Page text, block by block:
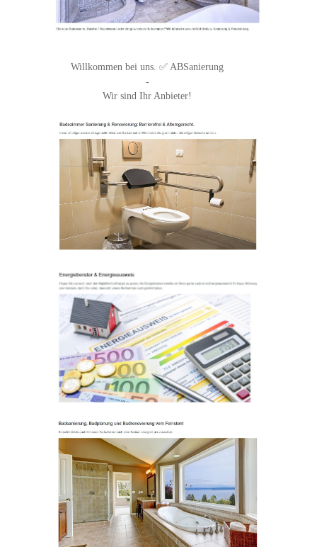
Willkommen bei uns. ✅ ABSanierung
-
Wir sind Ihr Anbieter!